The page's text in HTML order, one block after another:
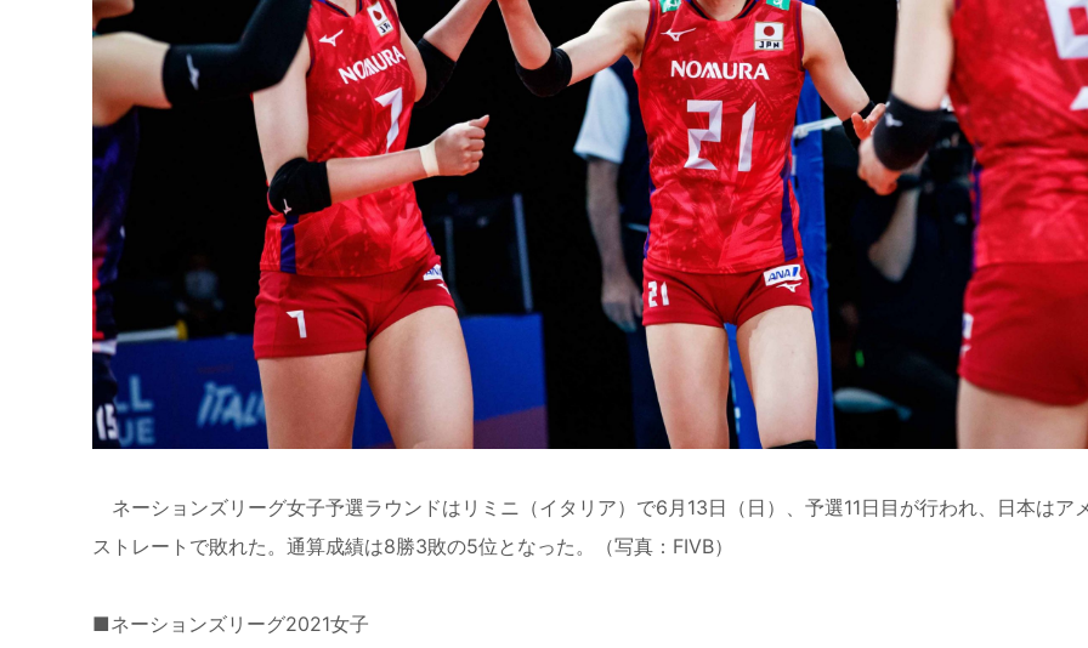
ネーションズリーグ女子予選ラウンドはリミニ（イタリア）で6月13日（日）、予選11日目が行われ、日本はア
ストレートで敗れた。通算成績は8勝3敗の5位となった。（写真：FIVB）
■ネーションズリーグ2021女子